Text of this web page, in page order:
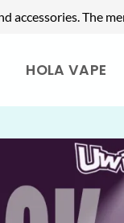
accessories. The
HOLA VAPE